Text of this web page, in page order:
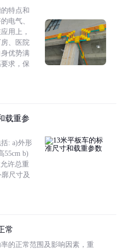
特点和
电气、
用上，
、医院
优势满
求，保
载重参
: a)外形
55cm b)
许总重
尺寸及
常
的正常范围及影响因素，重